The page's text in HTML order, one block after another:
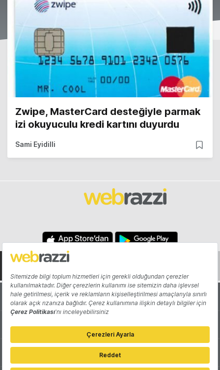
Zwipe, MasterCard desteğiyle parmak
izi okuyuculu kredi kartını duyurdu
Sami Eyidilli
Hakkında Yazarlar
Katkıda Bulun Reklam